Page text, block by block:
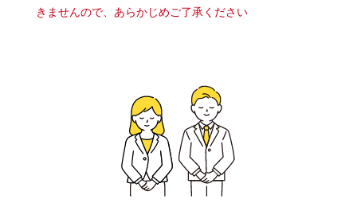
きませんので、あらかじめご了承ください